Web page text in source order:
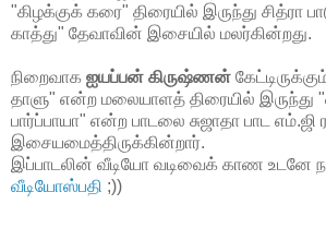
"கிழக்குக் கரை" திரையில் இருந்து சித்ரா
காத்து" தேவாவின் இசையில் மலர்கின்றது.
நிறைவாக ஐயப்பன் கிருஷ்ணன்
தாளு" என்ற மலையாளத் திரையில் இருந்து
பார்ப்பாயா" என்ற பாடலை சுஜாதா பாட
இசையமைத்திருக்கின்றார்.
இப்பாடலின் வீடியோ வடிவைக் காண உடனே
வீடியோஸ்பதி ;))